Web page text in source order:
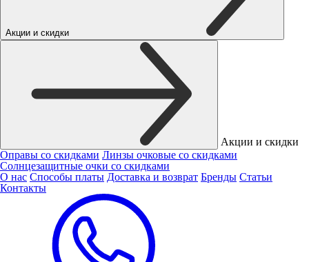
Акции и скидки
Акции и скидки
Оправы со скидками Линзы очковые со скидками
Солнцезащитные очки со скидками
О нас Способы платы Доставка и возврат Бренды Статьи
Контакты